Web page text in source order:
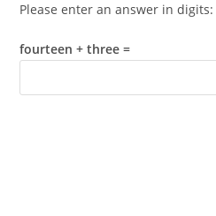
Please enter an answer in digits:
fourteen + three =